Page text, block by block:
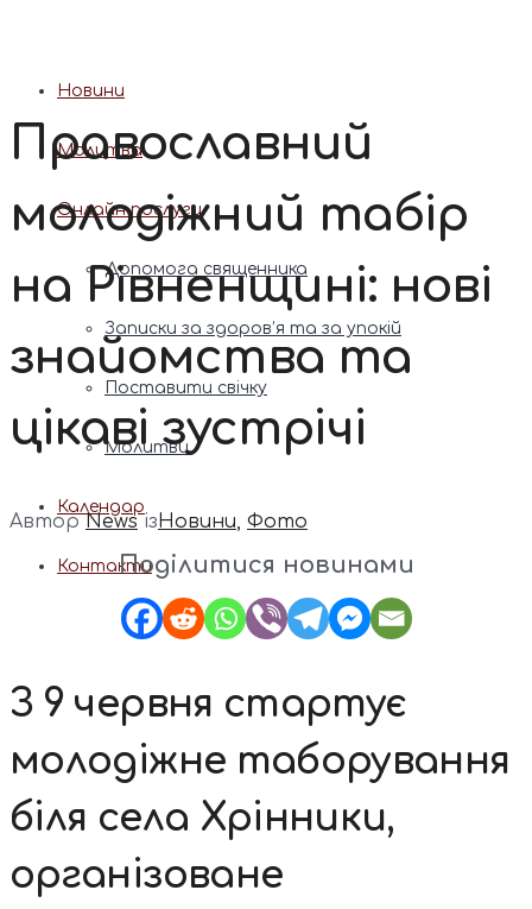
Новини
Молитва
Онлайн послуги
Допомога священника
Записки за здоров’я та за упокій
Поставити свічку
Молитви
Календар
Контакти
Православний
молодіжний табір
на Рівненщині: нові
знайомства та
цікаві зустрічі
АвторNews ізНовини, Фото
Поділитися новинами
З 9 червня стартує
молодіжне таборування
біля села Хрінники,
організоване